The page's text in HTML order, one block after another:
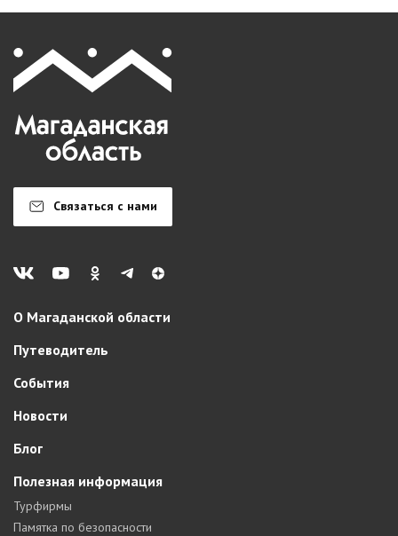
Связаться с нами
О Магаданской области
Путеводитель
События
Новости
Блог
Полезная информация
Турфирмы
Памятка по безопасности